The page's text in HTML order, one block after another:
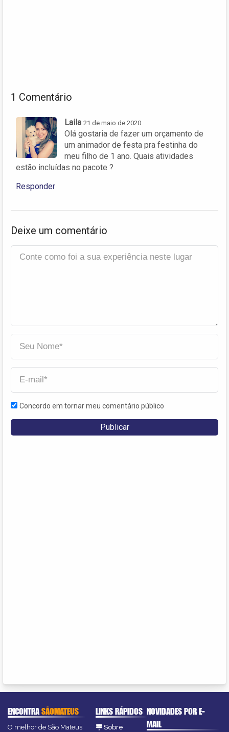
1 Comentário
Laila 21 de maio de 2020
Olá gostaria de fazer um orçamento de
um animador de festa pra festinha do
meu filho de 1 ano. Quais atividades
estão incluídas no pacote ?
Responder
Deixe um comentário
Concordo em tornar meu comentário público
ENCONTRASÃOMATEUS
O melhor de São Mateus
LINKS RÁPIDOS
Sobre
NOVIDADES POR E-
MAIL